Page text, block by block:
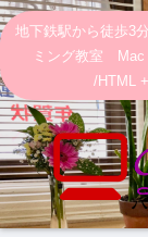
地下鉄駅から徒歩
ミング教室
/HTML